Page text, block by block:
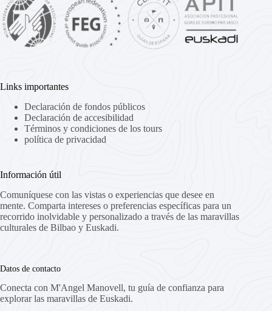
Links importantes
Declaración de fondos públicos
Declaración de accesibilidad
Términos y condiciones de los tours
política de privacidad
Información útil
Comuníquese con las vistas o experiencias que desee en
mente. Comparta intereses o preferencias específicas para un
recorrido inolvidable y personalizado a través de las maravillas
culturales de Bilbao y Euskadi.
Datos de contacto
Conecta con M'Angel Manovell, tu guía de confianza para
explorar las maravillas de Euskadi.